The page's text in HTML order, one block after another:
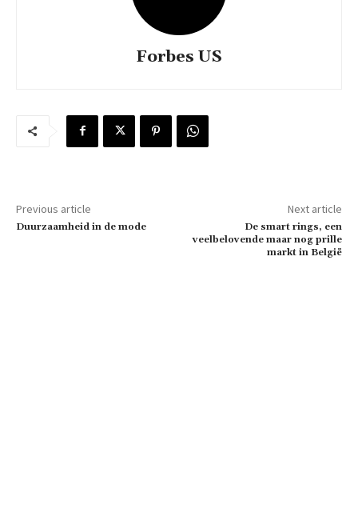
Forbes US
Previous article
Duurzaamheid in de mode
Next article
De smart rings, een
veelbelovende maar nog prille
markt in België